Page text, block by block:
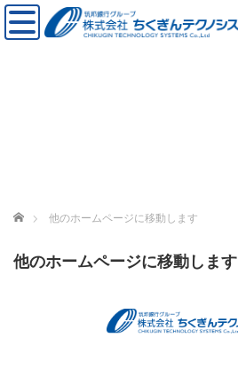
ホーム 他のホームページに移動します
他のホームページに移動します